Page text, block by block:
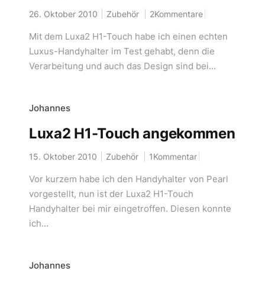
26. Oktober 2010 Zubehör 2Kommentare
Mit dem Luxa2 H1-Touch habe ich einen echten
Luxus-Handyhalter im Test gehabt, denn die
Verarbeitung und auch das Design sind bei...
Johannes
Luxa2 H1-Touch angekommen
15. Oktober 2010 Zubehör 1Kommentar
Vor kurzem habe ich den Handyhalter von Pearl
vorgestellt, nun ist der Luxa2 H1-Touch
Handyhalter bei mir eingetroffen. Diesen konnte
ich...
Johannes